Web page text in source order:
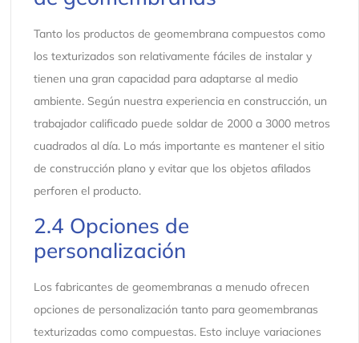
Tanto los productos de geomembrana compuestos como
los texturizados son relativamente fáciles de instalar y
tienen una gran capacidad para adaptarse al medio
ambiente. Según nuestra experiencia en construcción, un
trabajador calificado puede soldar de 2000 a 3000 metros
cuadrados al día. Lo más importante es mantener el sitio
de construcción plano y evitar que los objetos afilados
perforen el producto.
2.4 Opciones de
personalización
Los fabricantes de geomembranas a menudo ofrecen
opciones de personalización tanto para geomembranas
texturizadas como compuestas. Esto incluye variaciones